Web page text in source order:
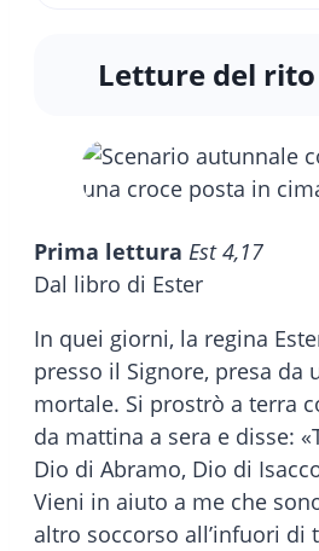
Letture del
Prima lettura Est 4,17
Dal libro di Ester
In quei giorni, la regina
presso il Signore, presa da
mortale. Si prostrò a terra
da mattina a sera e disse:
Dio di Abramo, Dio di
Vieni in aiuto a me che
altro soccorso all’infuori di